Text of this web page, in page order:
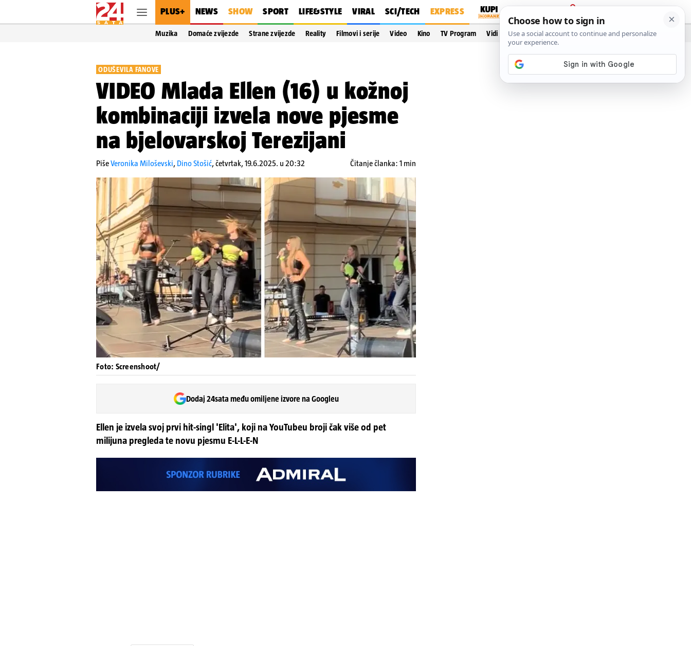
PLUS+ NEWS SHOW SPORT LIFE&STYLE VIRAL SCI/TECH EXPRESS
PRIJAVA
Muzika Domaće zvijezde Strane zvijezde Reality Filmovi i serije Video Kino TV Program Vidi još…
ODUŠEVILA FANOVE
VIDEO Mlada Ellen (16) u kožnoj
kombinaciji izvela nove pjesme
na bjelovarskoj Terezijani
PišeVeronika Miloševski, Dino Stošić,četvrtak, 19.6.2025. u 20:32 Čitanje članka: 1 min
Foto: Screenshoot/
Dodaj 24sata među omiljene izvore na Googleu
Ellen je izvela svoj prvi hit-singl 'Elita', koji na YouTubeu broji čak više od pet
milijuna pregleda te novu pjesmu E-L-L-E-N